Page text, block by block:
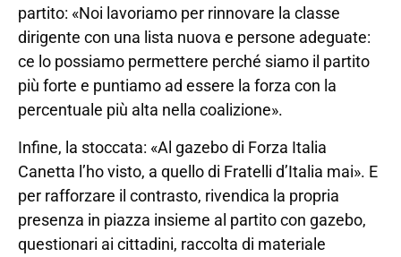
partito: «Noi lavoriamo per rinnovare la classe
dirigente con una lista nuova e persone adeguate:
ce lo possiamo permettere perché siamo il partito
più forte e puntiamo ad essere la forza con la
percentuale più alta nella coalizione».
Infine, la stoccata: «Al gazebo di Forza Italia
Canetta l’ho visto, a quello di Fratelli d’Italia mai». E
per rafforzare il contrasto, rivendica la propria
presenza in piazza insieme al partito con gazebo,
questionari ai cittadini, raccolta di materiale